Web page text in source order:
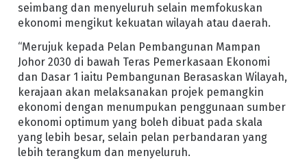
seimbang dan menyeluruh selain memfokuskan
ekonomi mengikut kekuatan wilayah atau daerah.
“Merujuk kepada Pelan Pembangunan Mampan
Johor 2030 di bawah Teras Pemerkasaan Ekonomi
dan Dasar 1 iaitu Pembangunan Berasaskan Wilayah,
kerajaan akan melaksanakan projek pemangkin
ekonomi dengan menumpukan penggunaan sumber
ekonomi optimum yang boleh dibuat pada skala
yang lebih besar, selain pelan perbandaran yang
lebih terangkum dan menyeluruh.